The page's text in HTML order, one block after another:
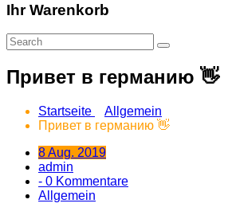
Ihr Warenkorb
Привет в германию 👋
Startseite
Allgemein
Привет в германию 👋
8 Aug. 2019
admin
- 0 Kommentare
Allgemein